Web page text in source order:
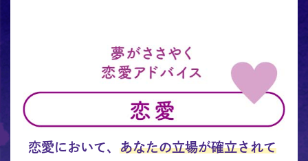
恋愛において、 あなたの立場が確立されて